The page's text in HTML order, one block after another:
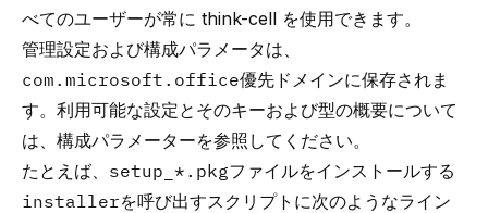
べてのユーザーが常に think-cell を使用できます。
管理設定および構成パラメータは、
com.microsoft.office優先ドメインに保存されま
す。利用可能な設定とそのキーおよび型の概要について
は、 構成パラメーターを参照してください。
たとえば、 setup_*.pkgファイルをインストールする
installerを呼び出すスクリプトに次のようなライン